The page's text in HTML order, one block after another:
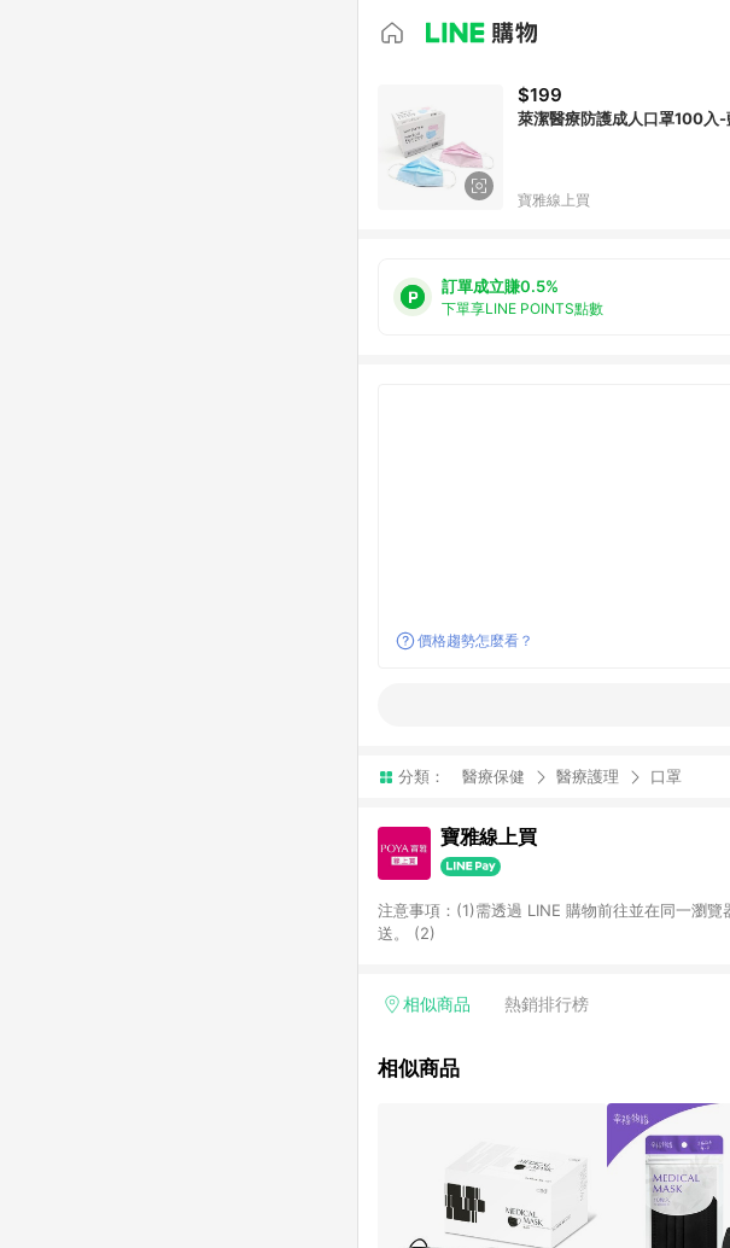
$199
萊潔醫療防護成人口罩100入
寶雅線上買
訂單成立賺0.5%
下單享LINE POINTS點數
價格趨勢怎麼看？
分類： 醫療保健 醫療護理 口罩
寶雅線上買
注意事項：(1)需透過 LINE 購物前往並在同一瀏
送。 (2)
相似商品 熱銷排行榜
相似商品